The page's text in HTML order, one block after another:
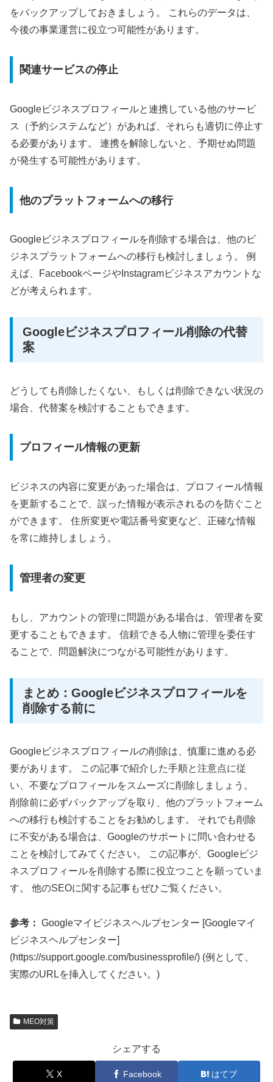
をバックアップしておきましょう。 これらのデータは、
今後の事業運営に役立つ可能性があります。
関連サービスの停止
Googleビジネスプロフィールと連携している他のサービ
ス（予約システムなど）があれば、それらも適切に停止す
る必要があります。 連携を解除しないと、予期せぬ問題
が発生する可能性があります。
他のプラットフォームへの移行
Googleビジネスプロフィールを削除する場合は、他のビ
ジネスプラットフォームへの移行も検討しましょう。 例
えば、FacebookページやInstagramビジネスアカウントな
どが考えられます。
Googleビジネスプロフィール削除の代替
案
どうしても削除したくない、もしくは削除できない状況の
場合、代替案を検討することもできます。
プロフィール情報の更新
ビジネスの内容に変更があった場合は、プロフィール情報
を更新することで、誤った情報が表示されるのを防ぐこと
ができます。 住所変更や電話番号変更など、正確な情報
を常に維持しましょう。
管理者の変更
もし、アカウントの管理に問題がある場合は、管理者を変
更することもできます。 信頼できる人物に管理を委任す
ることで、問題解決につながる可能性があります。
まとめ：Googleビジネスプロフィールを
削除する前に
Googleビジネスプロフィールの削除は、慎重に進める必
要があります。 この記事で紹介した手順と注意点に従
い、不要なプロフィールをスムーズに削除しましょう。
削除前に必ずバックアップを取り、他のプラットフォーム
への移行も検討することをお勧めします。 それでも削除
に不安がある場合は、Googleのサポートに問い合わせる
ことを検討してみてください。 この記事が、Googleビジ
ネスプロフィールを削除する際に役立つことを願っていま
す。 他のSEOに関する記事もぜひご覧ください。
参考： Googleマイビジネスヘルプセンター [Googleマイ
ビジネスヘルプセンター]
(https://support.google.com/businessprofile/) (例として、
実際のURLを挿入してください。)
MEO対策
シェアする
X Facebook はてブ